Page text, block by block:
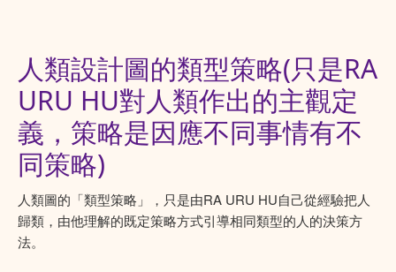
人類設計圖的類型策略(只是RA
URU HU對人類作出的主觀定
義，策略是因應不同事情有不
同策略)
人類圖的「類型策略」，只是由RA URU HU自己從經驗把人
歸類，由他理解的既定策略方式引導相同類型的人的決策方
法。